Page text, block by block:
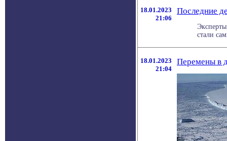
18.01.2023
21:06
Последние
стали
18.01.2023
21:04
Перемены в